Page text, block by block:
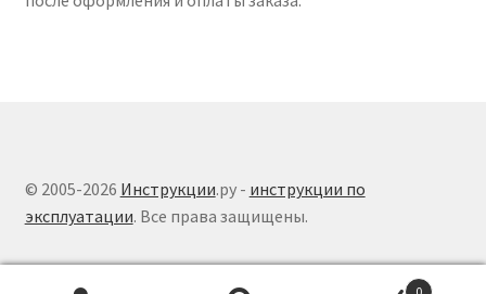
© 2005-2026 Инструкции.ру - инструкции по
эксплуатации. Все права защищены.